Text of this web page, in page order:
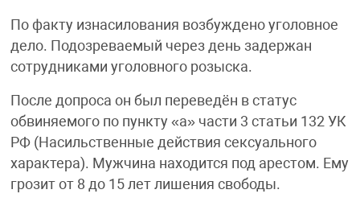
По факту изнасилования возбуждено уголовное
дело. Подозреваемый через день задержан
сотрудниками уголовного розыска.
После допроса он был переведён в статус
обвиняемого по пункту «а» части 3 статьи 132 УК
РФ (Насильственные действия сексуального
характера). Мужчина находится под арестом. Ему
грозит от 8 до 15 лет лишения свободы.